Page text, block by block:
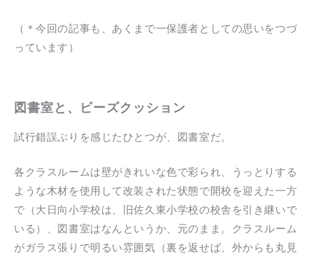
（＊今回の記事も、あくまで一保護者としての思いをつづ
っています）
図書室と、ビーズクッション
試行錯誤ぶりを感じたひとつが、図書室だ。
各クラスルームは壁がきれいな色で彩られ、うっとりする
ような木材を使用して改装された状態で開校を迎えた一方
で（大日向小学校は、旧佐久東小学校の校舎を引き継いで
いる）、図書室はなんというか、元のまま。クラスルーム
がガラス張りで明るい雰囲気（裏を返せば、外からも丸見